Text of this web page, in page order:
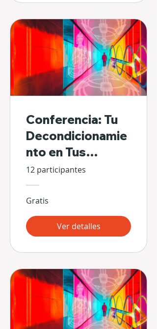
Conferencia: Tu
Decondicionamie
nto en Tus
Propias Manos
12 participantes
Gratis
Ver detalles